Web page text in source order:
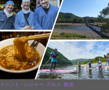
イベント・レジャー, グルメ, 観光